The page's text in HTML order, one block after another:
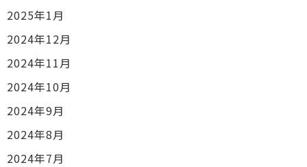
2025年1月
2024年12月
2024年11月
2024年10月
2024年9月
2024年8月
2024年7月